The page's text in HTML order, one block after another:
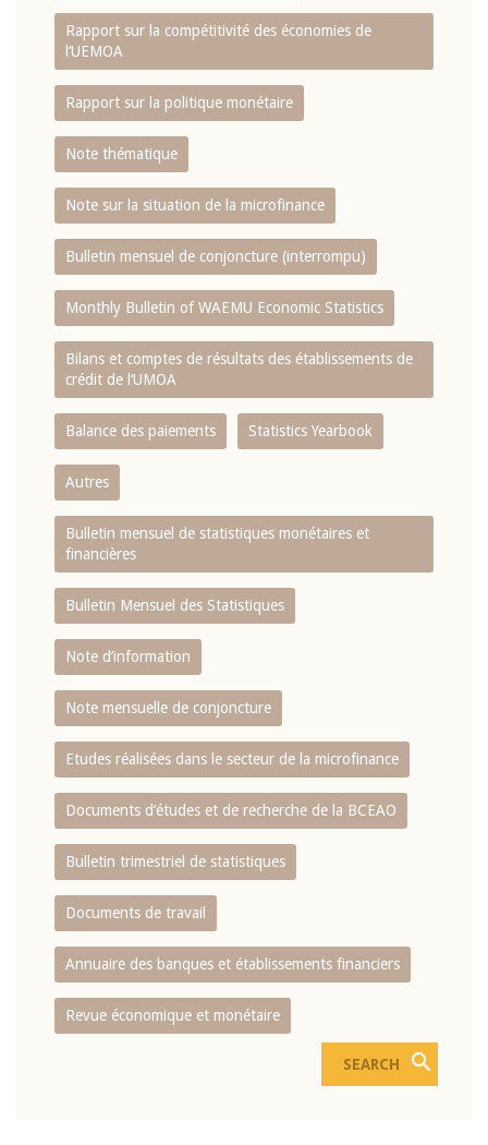
Rapport sur la compétitivité des économies de
l‘UEMOA
Rapport sur la politique monétaire
Note thématique
Note sur la situation de la microfinance
Bulletin mensuel de conjoncture (interrompu)
Monthly Bulletin of WAEMU Economic Statistics
Bilans et comptes de résultats des établissements de
crédit de l‘UMOA
Balance des paiements Statistics Yearbook
Autres
Bulletin mensuel de statistiques monétaires et
financières
Bulletin Mensuel des Statistiques
Note d’information
Note mensuelle de conjoncture
Etudes réalisées dans le secteur de la microfinance
Documents d’études et de recherche de la BCEAO
Bulletin trimestriel de statistiques
Documents de travail
Annuaire des banques et établissements financiers
Revue économique et monétaire